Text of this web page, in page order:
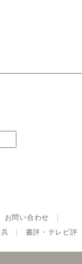
お問い合わせ
書評・テレビ評